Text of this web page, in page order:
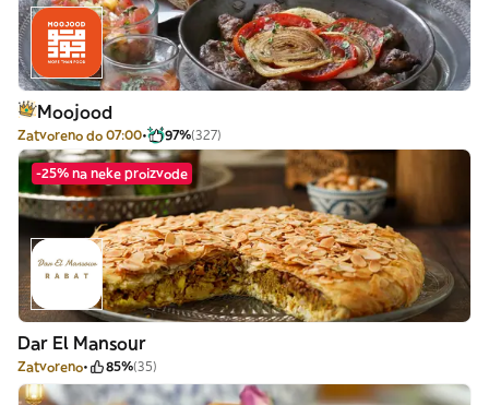
Moojood
Zatvoreno do 07:00 97%(327)
-25% na neke proizvode
Dar El Mansour
Zatvoreno 85%(35)